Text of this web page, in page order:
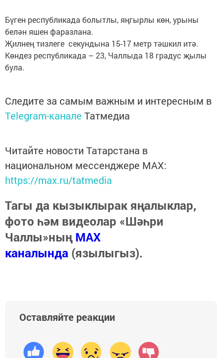
Бүген республикада болытлы, яңгырлы көн, урыны
белән яшен фаразлана.
Җилнең тизлеге секундына 15-17 метр тәшкил итә.
Көндез республикада – 23, Чаллыда 18 градус җылы
була.
Следите за самым важным и интересным в
Telegram-канале Татмедиа
Читайте новости Татарстана в
национальном мессенджере MАХ:
https://max.ru/tatmedia
Тагы да кызыклырак яңалыклар,
фото һәм видеолар «Шәһри
Чаллы»ныңMAX
каналында (язылыгыз).
Оставляйте реакции